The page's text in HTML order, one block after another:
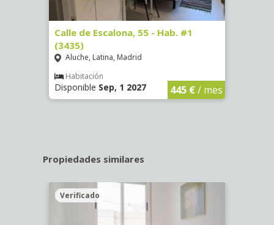
Calle de Escalona, 55 - Hab. #1
(3435)
Aluche, Latina, Madrid
Habitación
Disponible Sep, 1 2027 445 €/ mes
Propiedades similares
Verificado